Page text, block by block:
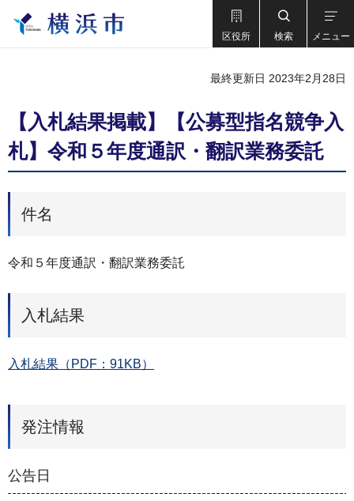
区役所 検索 メニュー
最終更新日 2023年2月28日
【入札結果掲載】【公募型指名競争入
札】令和５年度通訳・翻訳業務委託
件名
令和５年度通訳・翻訳業務委託
入札結果
入札結果（PDF：91KB）
発注情報
公告日